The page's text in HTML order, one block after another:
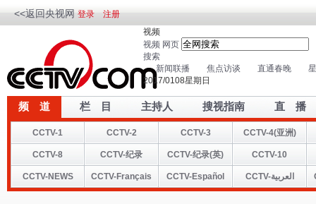
<<返回央视网 登录
注册
视频
视频 网页
搜索
新闻联播
焦点访谈 直通春晚
星
2017/0108星期 日
频 道 栏 目 主持人 搜视指南 直 播
CCTV-1 CCTV-2 CCTV-3 CCTV-4(亚洲)
CCTV-8 CCTV-纪录 CCTV-纪录(英) CCTV-10
CCTV-NEWS CCTV-Français CCTV-Español CCTV-العربية